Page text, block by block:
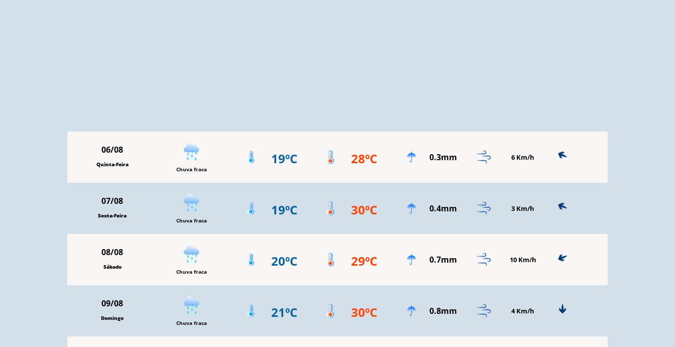
06/08
Quinta-Feira
Chuva fraca
19ºC 28ºC 0.3mm 6 Km/h
07/08
Sexta-Feira
Chuva fraca
19ºC 30ºC 0.4mm 3 Km/h
08/08
Sábado
Chuva fraca
20ºC 29ºC 0.7mm 10 Km/h
09/08
Domingo
Chuva fraca
21ºC 30ºC 0.8mm 4 Km/h